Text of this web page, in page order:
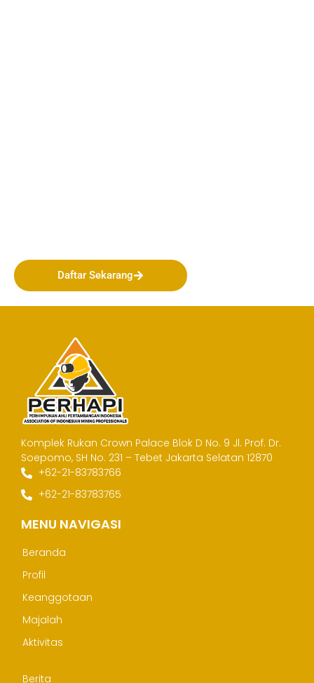
Daftar Sekarang
Komplek Rukan Crown Palace Blok D No. 9 Jl. Prof. Dr.
Soepomo, SH No. 231 – Tebet Jakarta Selatan 12870
+62-21-83783766
+62-21-83783765
MENU NAVIGASI
Beranda
Profil
Keanggotaan
Majalah
Aktivitas
Berita